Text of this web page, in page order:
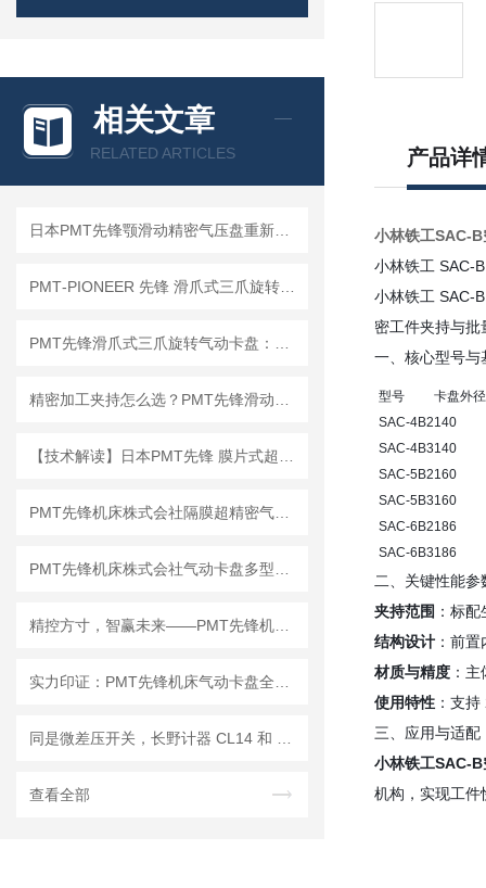
相关文章
RELATED ARTICLES
查看全部
产品详
小林铁工SAC-
小林铁工
小林铁工
密工件夹持与
一、核心型号与
型号
卡盘外
SAC‑4B2140
SAC‑4B3140
SAC‑5B2160
SAC‑5B3160
SAC‑6B2186
SAC‑6B3186
二、关键性能参
夹持范围 ：标
结构设计：前置
材质与精度：主
使用特性：支持
三、应用与适配
小林铁工SAC-
机构，实现工件